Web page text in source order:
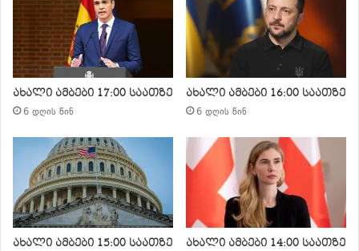
ახალი ამბები 17:00 საათზე
6 დღის წინ
ახალი ამბები 16:00 საათზე
6 დღის წინ
ახალი ამბები 15:00 საათზე ახალი ამბები 14:00 საათზე